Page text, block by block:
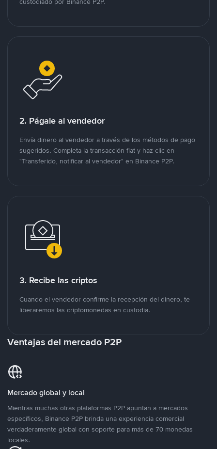
2. Págale al vendedor
Envía dinero al vendedor a través de los métodos de pago
sugeridos. Completa la transacción fiat y haz clic en
"Transferido, notificar al vendedor" en Binance P2P.
3. Recibe las criptos
Cuando el vendedor confirme la recepción del dinero, te
liberaremos las criptomonedas en custodia.
Ventajas del mercado P2P
Mercado global y local
Mientras muchas otras plataformas P2P apuntan a mercados
específicos, Binance P2P brinda una experiencia comercial
verdaderamente global con soporte para más de 70 monedas
locales.